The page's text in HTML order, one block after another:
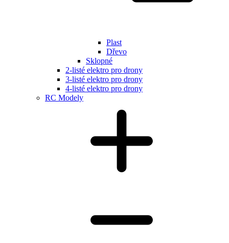
Plast
Dřevo
Sklopné
2-listé elektro pro drony
3-listé elektro pro drony
4-listé elektro pro drony
RC Modely